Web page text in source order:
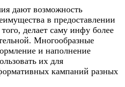
дают возможность
в предоставлении
делает саму инфу более
Многообразные
и наполнение
их для
кампаний разных